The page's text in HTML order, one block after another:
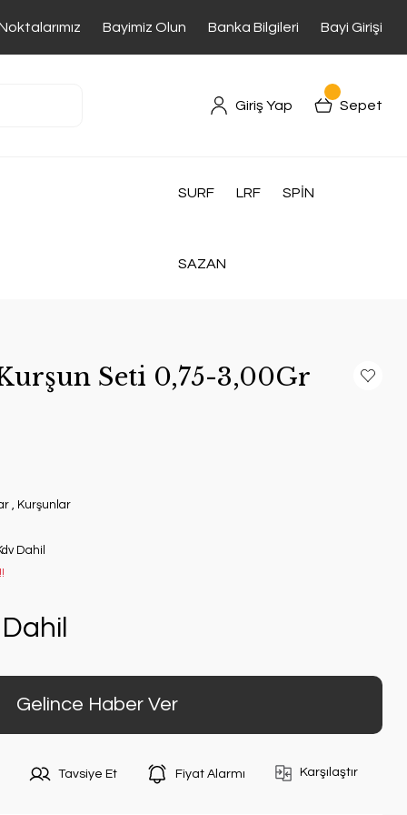
Bayimiz Olun Banka Bilgileri Bayi Girişi
Giriş Yap Sepet
SURF LRF SPİN
SAZAN
Seti 0,75-3,00Gr
, Kurşunlar
Dahil
Gelince Haber Ver
Tavsiye Et Fiyat Alarmı Karşılaştır